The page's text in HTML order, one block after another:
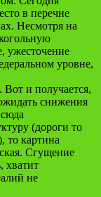
в перечне
Несмотря на
ужесточение
уровне,
и получается,
снижения
(дороги то
то картина
Сгущение
хватит
не